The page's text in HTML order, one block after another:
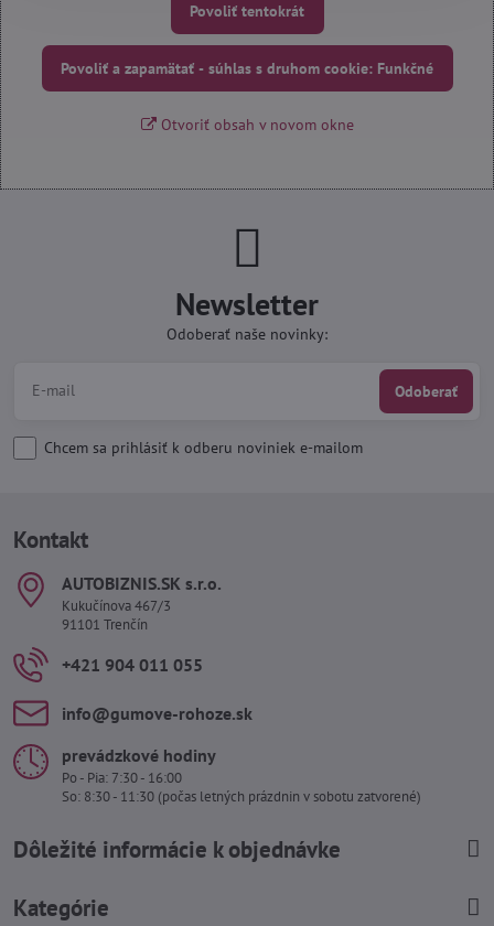
Povoliť tentokrát
Povoliť a zapamätať - súhlas s druhom cookie: Funkčné
Otvoriť obsah v novom okne
Newsletter
Odoberať naše novinky:
Odoberať
Chcem sa prihlásiť k odberu noviniek e-mailom
Kontakt
AUTOBIZNIS​.SK s​.r​.o​.
Kukučínova 467/3
91101 Trenčín
+421 904 011 055
info​@gumove-rohoze​.sk
prevádzkové hodiny
Po - Pia: 7:30 - 16:00
So: 8:30 - 11:30 (počas letných prázdnin v sobotu zatvorené)
Dôležité informácie k objednávke
Kategórie